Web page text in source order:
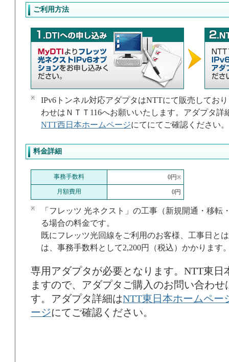
ご利用方法
※
IPv6トンネル対応アダプタはNTTにて販売してお
わせはＮＴＴ116へお願いいたします。アダプタ詳
NTT西日本ホームページにてにてご確認ください。
料金詳細
事務手数料 0円※
月額費用 0円
※
「フレッツ 光ネクスト」の工事（新規開通・移
る場合の料金です。
既にフレッツ光回線をご利用のお客様、工事日と
は、事務手数料として2,200円（税込）かかります
専用アダプタが必要となります。NTT東
ますので、アダプタご購入のお問い合わ
す。アダプタ詳細はNTT東日本ホームペー
ージにてご確認ください。